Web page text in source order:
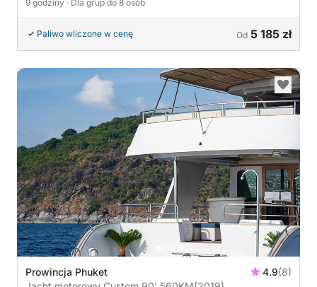
9 godziny · Dla grup do 8 osób
Paliwo wliczone w cenę Od 5 185 zł
Prowincja Phuket 4.9(8)